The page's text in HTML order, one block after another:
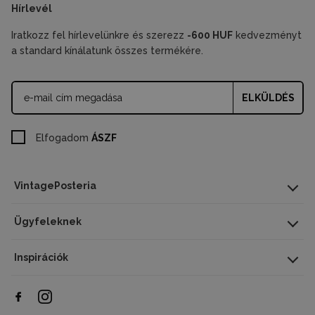
VintagePosteria
Ügyfeleknek
Inspirációk
Hírlevél
Iratkozz fel hírlevelünkre és szerezz -600 HUF kedvezményt
a standard kínálatunk összes termékére.
ELKÜLDÉS
Elfogadom ÁSZF